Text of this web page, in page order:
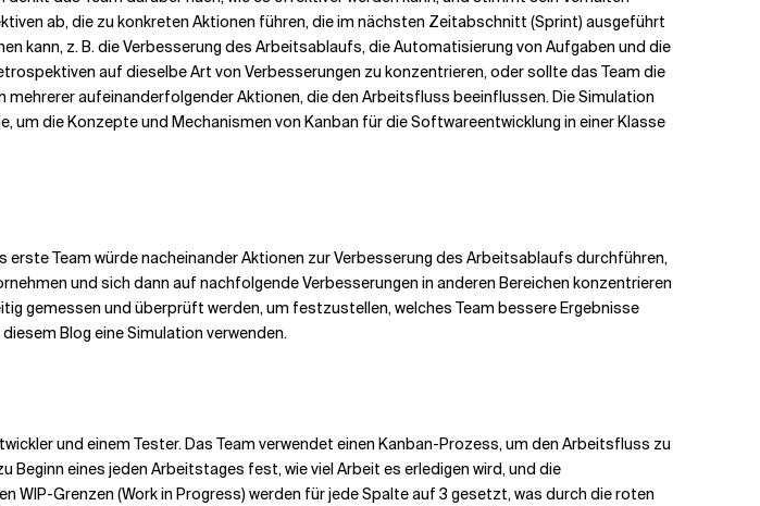
ab, die zu konkreten Aktionen führen, die im nächsten Zeitabschnitt (Sprint) ausgeführt
kann, z. B. die Verbesserung des Arbeitsablaufs, die Automatisierung von Aufgaben und die
auf dieselbe Art von Verbesserungen zu konzentrieren, oder sollte das Team die
mehrerer aufeinanderfolgender Aktionen, die den Arbeitsfluss beeinflussen.Die Simulation
um die Konzepte und Mechanismen von Kanban für die Softwareentwicklung in einer Klasse
Team würde nacheinander Aktionen zur Verbesserung des Arbeitsablaufs durchführen,
und sich dann auf nachfolgende Verbesserungen in anderen Bereichen konzentrieren
gemessen und überprüft werden, um festzustellen, welches Team bessere Ergebnisse
Blog eine Simulation verwenden.
und einem Tester. Das Team verwendet einen Kanban-Prozess, um den Arbeitsfluss zu
Beginn eines jeden Arbeitstages fest, wie viel Arbeit es erledigen wird, und die
Grenzen (Work in Progress) werden für jede Spalte auf 3 gesetzt, was durch die roten